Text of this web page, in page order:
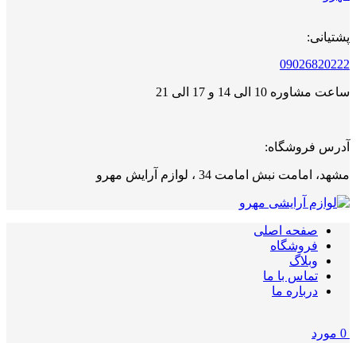
پشتیانی:
09026820222
ساعت مشاوره 10 الی 14 و 17 الی 21
آدرس فروشگاه:
مشهد، امامت نبش امامت 34 ، لوازم آرایش مهرو
صفحه اصلی
فروشگاه
وبلاگ
تماس با ما
درباره ما
0 مورد